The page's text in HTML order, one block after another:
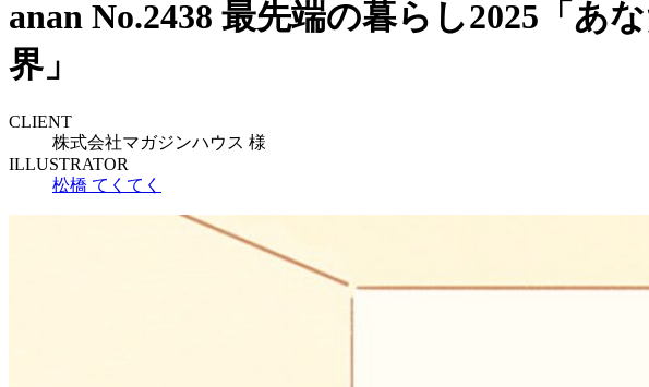
anan No.2438 最先端の暮らし2025「あ
界」
CLIENT
株式会社マガジンハウス 様
ILLUSTRATOR
松橋 てくてく